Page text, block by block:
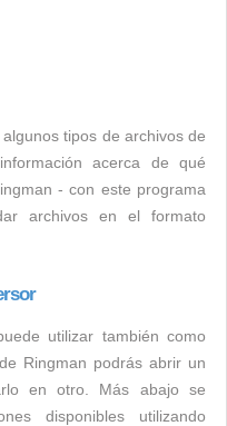
tipos de archivos de
acerca de qué
- con este programa
archivos en el formato
utilizar también como
Ringman podrás abrir un
en otro. Más abajo se
disponibles utilizando